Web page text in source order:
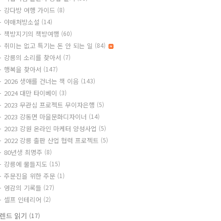
강다방 여행 가이드 (8)
야매처방소설 (14)
책방지기의 책방여행 (60)
취미는 없고 특기는 돈 안 되는 일 (84)
강릉의 소리를 찾아서 (7)
행복을 찾아서 (147)
2026 생애를 건너는 책 이음 (143)
2024 대만 타이베이 (3)
2023 무관심 프로젝트 무이자은행 (5)
2023 강동면 마을문화디자이너 (14)
2023 강원 온라인 마케터 양성사업 (5)
2022 강릉 출판 산업 협력 프로젝트 (5)
80년생 최명주 (8)
강릉에 물들지도 (15)
주문진을 위한 주문 (1)
영감의 기록들 (27)
셀프 인테리어 (2)
드 읽기 (17)